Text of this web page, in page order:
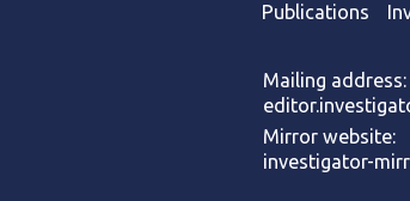
Publications
Mailing address:
Mirror website:
investigator-